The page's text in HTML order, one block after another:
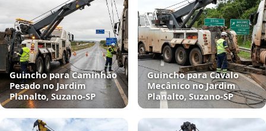
Guincho para Caminhão
Pesado no Jardim
Planalto, Suzano‑SP
Guincho para Cavalo
Mecânico no Jardim
Planalto, Suzano‑SP